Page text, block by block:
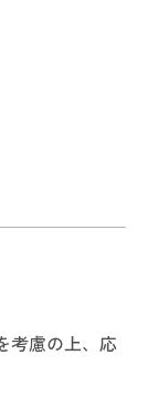
考慮の上、応